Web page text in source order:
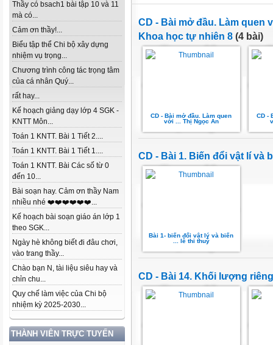
Thầy có bsach1 bài tập 10 và 11
mà có...
Cảm ơn thầy!...
Biểu tập thể Chi bộ xây dựng
nhiệm vụ trọng...
Chương trình công tác trọng tâm
của cá nhân Quý...
rất hay...
Kế hoạch giảng dạy lớp 4 SGK -
KNTT Môn...
Toán 1 KNTT. Bài 1 Tiết 2....
Toán 1 KNTT. Bài 1 Tiết 1....
Toán 1 KNTT. Bài Các số từ 0
đến 10...
Bài soạn hay. Cảm ơn thầy Nam
nhiều nhé ❤️❤️❤️❤️❤️❤️...
Kế hoạch bài soạn giáo án lớp 1
theo SGK...
Ngày hè không biết đi đâu chơi,
vào trang thầy...
Chào bạn N, tài liệu siêu hay và
chỉn chu...
Quy chế làm việc của Chi bộ
nhiệm kỳ 2025-2030...
THÀNH VIÊN TRỰC TUYẾN
CD - Bài mở đầu. Làm quen
Khoa học tự nhiên 8 (4 bài)
CD - Bài mở đầu. Làm quen
với ... Thị Ngọc An
CD -
CD - Bài 1. Biến đổi vật lí và
Bài 1- biến đổi vật lý và biến
... lê thi thuý
CD - Bài 14. Khối lượng riêng